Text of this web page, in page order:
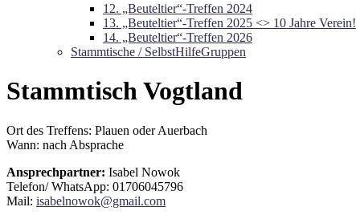
12. „Beuteltier“-Treffen 2024
13. „Beuteltier“-Treffen 2025 <> 10 Jahre Verein!
14. „Beuteltier“-Treffen 2026
Stammtische / SelbstHilfeGruppen
Stammtisch Vogtland
Ort des Treffens: Plauen oder Auerbach
Wann: nach Absprache
Ansprechpartner: Isabel Nowok
Telefon/ WhatsApp: 01706045796
Mail: isabelnowok@gmail.com